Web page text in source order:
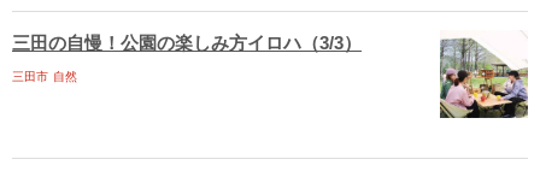
三田の自慢！公園の楽しみ方イロハ（3/3）
三田市 自然